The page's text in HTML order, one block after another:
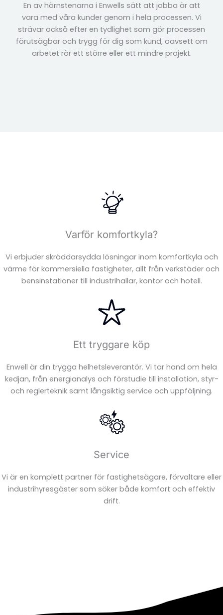
En av hörnstenarna i Enwells sätt att jobba är att
vara med våra kunder genom i hela processen. Vi
strävar också efter en tydlighet som gör processen
förutsägbar och trygg för dig som kund, oavsett om
arbetet rör ett större eller ett mindre projekt.
Varför komfortkyla?
Vi erbjuder skräddarsydda lösningar inom komfortkyla och
värme för kommersiella fastigheter, allt från verkstäder och
bensinstationer till industrihallar, kontor och hotell.
Ett tryggare köp
Enwell är din trygga helhetsleverantör. Vi tar hand om hela
kedjan, från energianalys och förstudie till installation, styr-
och reglerteknik samt långsiktig service och uppföljning.
FÖRNYBAR
ENERGI
Service
Vi är en komplett partner för fastighetsägare, förvaltare eller
industrihyresgäster som söker både komfort och effektiv
drift.